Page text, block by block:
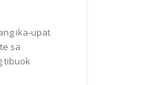
ika-upat
sa
tibuok